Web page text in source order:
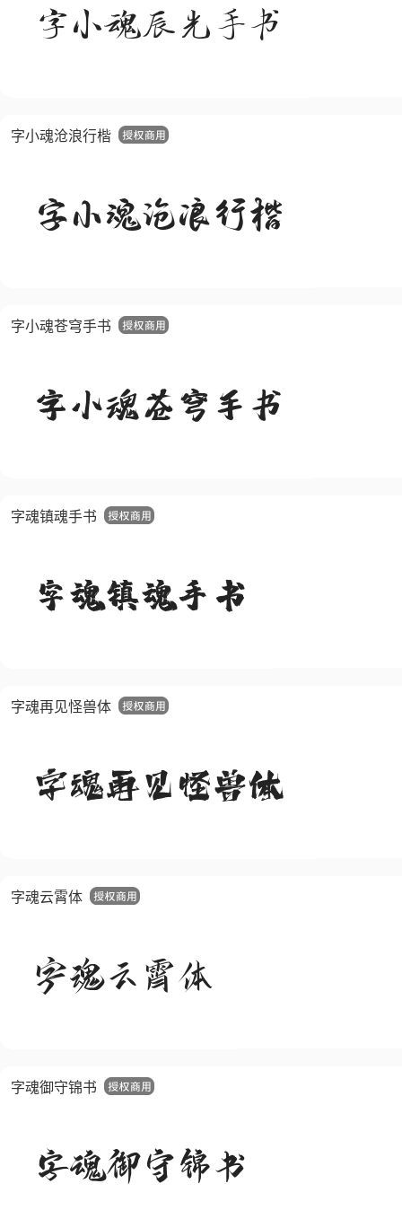
字小魂沧浪行楷
字小魂苍穹手书
字魂镇魂手书
字魂再见怪兽体
字魂云霄体
字魂御守锦书